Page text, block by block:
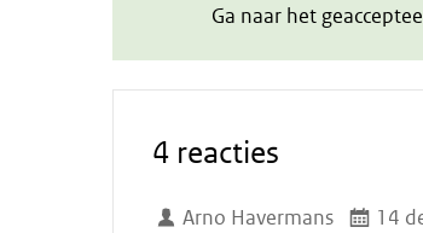
Ga naar het
4 reacties
Arno Havermans
14